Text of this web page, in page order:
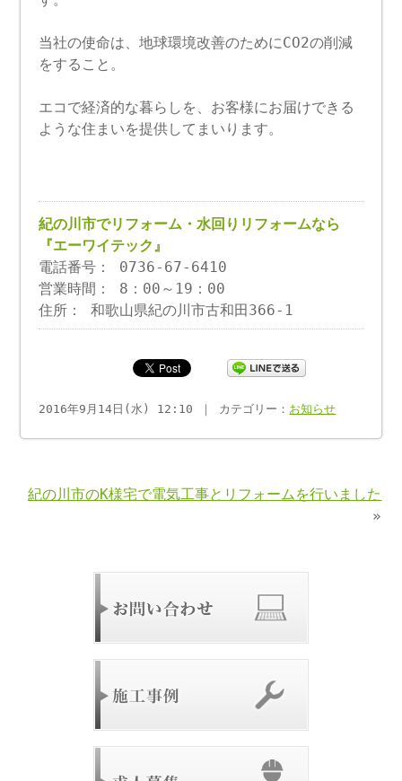
当社の使命は、地球環境改善のためにCO2の削減
をすること。
エコで経済的な暮らしを、お客様にお届けできる
ような住まいを提供してまいります。
紀の川市でリフォーム・水回りリフォームなら
『エーワイテック』
電話番号： 0736-67-6410
営業時間： 8：00～19：00
住所： 和歌山県紀の川市古和田366-1
2016年9月14日(水) 12:10 ｜ カテゴリー： お知らせ
紀の川市のK様宅で電気工事とリフォームを行いました
»